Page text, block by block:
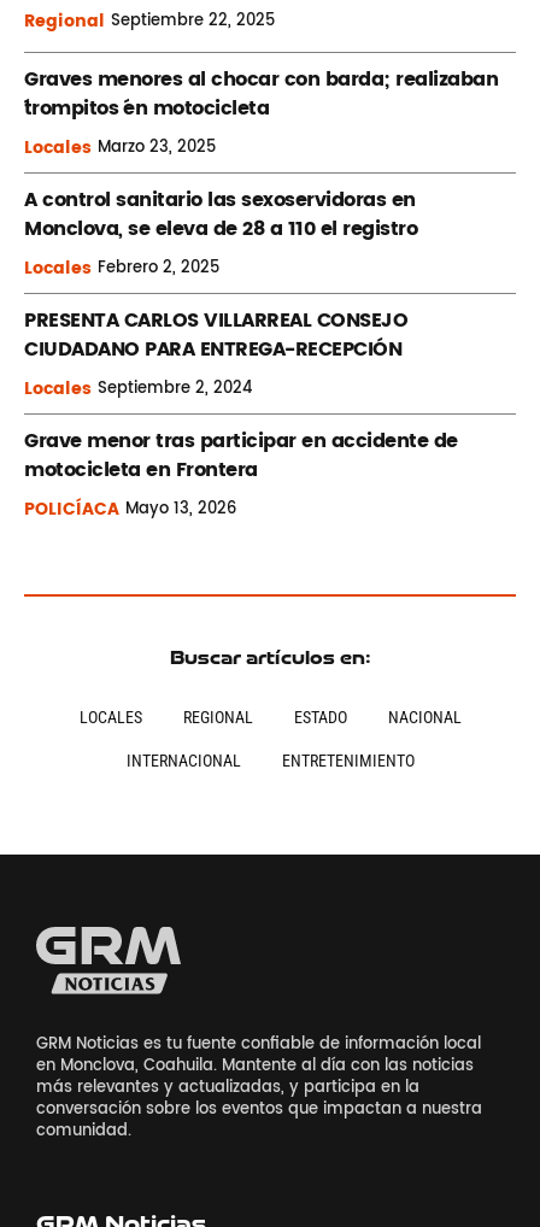
Regional Septiembre22, 2025
Graves menores al chocar con barda; realizaban
´trompitos ´en motocicleta
Locales Marzo23, 2025
A control sanitario las sexoservidoras en
Monclova, se eleva de 28 a 110 el registro
Locales Febrero2, 2025
PRESENTA CARLOS VILLARREAL CONSEJO
CIUDADANO PARA ENTREGA-RECEPCIÓN
Locales Septiembre2, 2024
Grave menor tras participar en accidente de
motocicleta en Frontera
POLICÍACA Mayo13, 2026
Buscar artículos en:
LOCALES REGIONAL ESTADO NACIONAL
INTERNACIONAL ENTRETENIMIENTO
GRM Noticias es tu fuente confiable de información local
en Monclova, Coahuila. Mantente al día con las noticias
más relevantes y actualizadas, y participa en la
conversación sobre los eventos que impactan a nuestra
comunidad.